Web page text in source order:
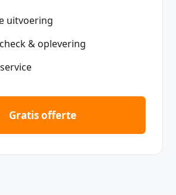
uitvoering
& oplevering
Gratis offerte